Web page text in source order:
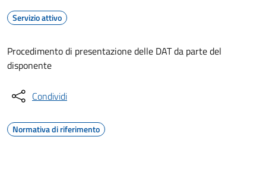
Servizio attivo
Procedimento di presentazione delle DAT da parte del
disponente
Condividi
Normativa di riferimento